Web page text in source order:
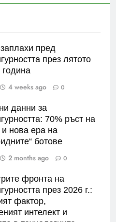
пред
през лятото
4 weeks ago 0
данни за
70% ръст на
и нова ера на
ботове
2 months ago 0
фронта на
през 2026 г.:
фактор,
интелект и